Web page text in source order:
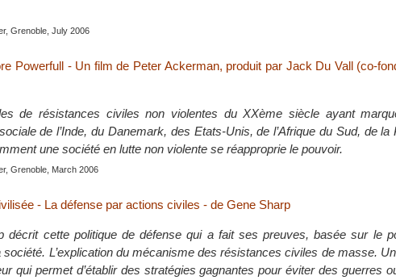
Grenoble, July 2006
Powerfull - Un film de Peter Ackerman, produit par Jack Du Vall (co-
de résistances civiles non violentes du XXème siècle ayant
de l’Inde, du Danemark, des Etats-Unis, de l’Afrique du Sud, de la
une société en lutte non violente se réapproprie le pouvoir.
Grenoble, March 2006
- La défense par actions civiles - de Gene Sharp
décrit cette politique de défense qui a fait ses preuves, basée sur le
société. L’explication du mécanisme des résistances civiles de masse.
qui permet d’établir des stratégies gagnantes pour éviter des guerres